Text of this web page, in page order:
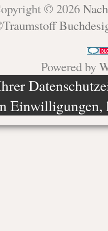
© 2026
Powered by